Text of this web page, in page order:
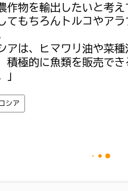
作物を輸出したいと考
てもちろんトルコやア
アは、ヒマワリ油や菜
積極的に魚類を販売で
シア